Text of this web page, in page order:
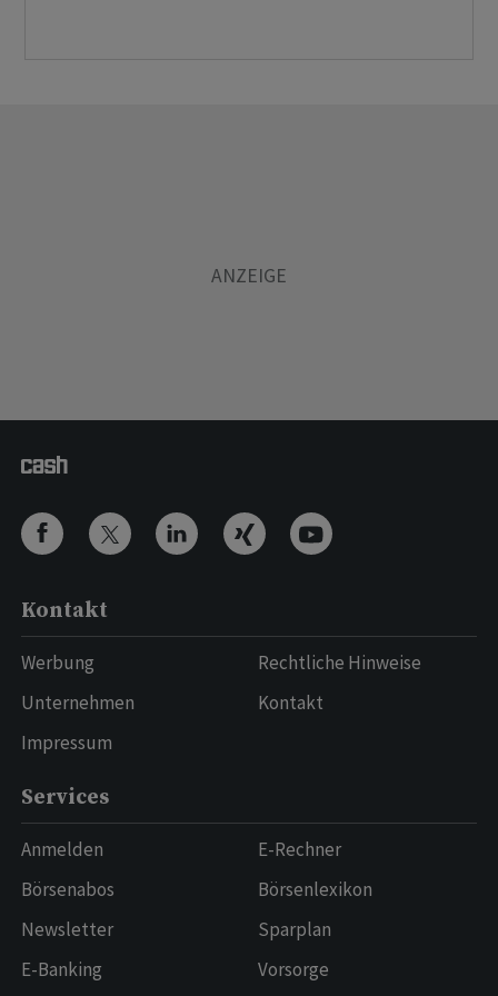
Kontakt
Werbung
Unternehmen
Impressum
Rechtliche Hinweise
Kontakt
Services
Anmelden
Börsenabos
Newsletter
E-Banking
E-Rechner
Börsenlexikon
Sparplan
Vorsorge